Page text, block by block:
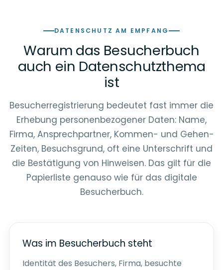
DATENSCHUTZ AM EMPFANG
Warum das Besucherbuch
auch ein Datenschutzthema
ist
Besucherregistrierung bedeutet fast immer die
Erhebung personenbezogener Daten: Name,
Firma, Ansprechpartner, Kommen- und Gehen-
Zeiten, Besuchsgrund, oft eine Unterschrift und
die Bestätigung von Hinweisen. Das gilt für die
Papierliste genauso wie für das digitale
Besucherbuch.
Was im Besucherbuch steht
Identität des Besuchers, Firma, besuchte